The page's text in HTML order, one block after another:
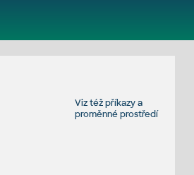
Viz téžpříkazya
proměnné prostředí